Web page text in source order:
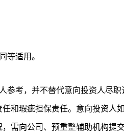
等适用。
参考，并不替代意向投资人尽职
和瑕疵担保责任。意向投资人
需向公司、预重整辅助机构提